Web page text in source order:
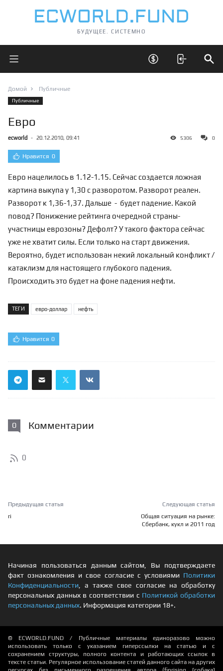
БУДУЩЕЕ. СИСТЕМНО
Открыть главное меню Открыть скрытые
Домой Публичные
Публичные
Евро
ecworld - 20.12.2010, 09:41 5306 0
Нравится 0
Евро нацелилось в 1.12-1.15. Сейчас создается ложная
картина выкупа у 1,30 с разворотом. Разворот реален.
Разворот к 1,36-1,37. Дальше - будет падение. Какой
повод? Понижение рейтинга очередной страны-
участницы еврозоны? Дефолт? У такого фактора сейчас
уже не хватит силы. Если только на старт движения.
Вероятно, будет использован некий локальный конфликт /
катаклизм для настоящего глубокого падения.
Происходить это будет на фоне падения нефти.
ТЕГИ евро-доллар нефть
Нравится 0
0 Комментарии
0
Предыдущая статья
ri
Следующая статья
Общая ситуация на рынке:
Сбербанк, кукл и 2011 год
Начиная пользоваться данным сайтом, Вы подтверждаете
факт ознакомления и свое согласие с условиями Политики
Конфиденциальности , а также свое согласие на обработку
персональных данных в соответствии с Политикой обработки
персональных данных. Информация категории 18+.
© ECWORLD.FUND / Публичные материалы единоразово можно
использовать только с указанием гиперссылки на статью и с
сохранением структуры, полного контента и работающих ссылок в
тексте статьи. Регулярное использование статей данного сайта на других